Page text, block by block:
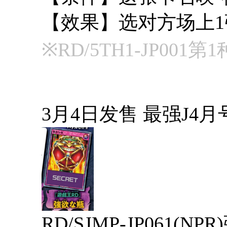
【效果】选对方场
※RD/5TH1-JP001第1
3月4日发售 最强J4月